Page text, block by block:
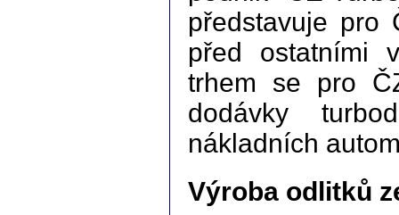
představuje pro
před ostatními
trhem se pro
dodávky
nákladních
Výroba odlitků